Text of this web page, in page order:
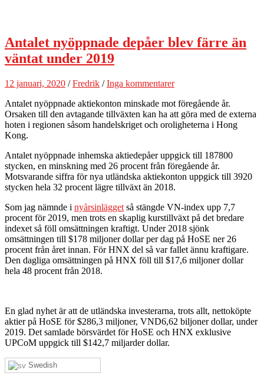
Antalet nyöppnade depåer blev färre än
väntat under 2019
12 januari, 2020 /Fredrik /Inga kommentarer
Antalet nyöppnade aktiekonton minskade mot föregående år.
Orsaken till den avtagande tillväxten kan ha att göra med de externa
hoten i regionen såsom handelskriget och oroligheterna i Hong
Kong.
Antalet nyöppnade inhemska aktiedepåer uppgick till 187800
stycken, en minskning med 26 procent från föregående år.
Motsvarande siffra för nya utländska aktiekonton uppgick till 3920
stycken hela 32 procent lägre tillväxt än 2018.
Som jag nämnde i nyårsinlägget så stängde VN-index upp 7,7
procent för 2019, men trots en skaplig kurstillväxt på det bredare
indexet så föll omsättningen kraftigt. Under 2018 sjönk
omsättningen till $178 miljoner dollar per dag på HoSE ner 26
procent från året innan. För HNX del så var fallet ännu kraftigare.
Den dagliga omsättningen på HNX föll till $17,6 miljoner dollar
hela 48 procent från 2018.
En glad nyhet är att de utländska investerarna, trots allt, nettoköpte
aktier på HoSE för $286,3 miljoner, VND6,62 biljoner dollar, under
2019. Det samlade börsvärdet för HoSE och HNX exklusive
UPCoM uppgick till $142,7 miljarder dollar.
Swedish